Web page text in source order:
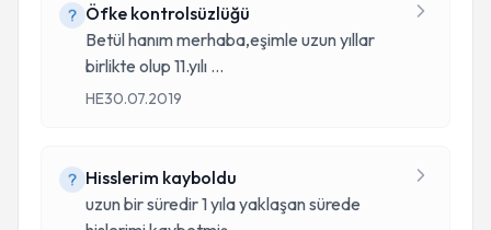
Öfke kontrolsüzlüğü
Betül hanım merhaba,eşimle uzun yıllar
birlikte olup 11.yılı ...
HE30.07.2019
Hisslerim kayboldu
uzun bir süredir 1 yıla yaklaşan sürede